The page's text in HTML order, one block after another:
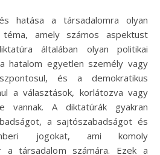
amely számos aspektust
általában olyan politikai
hatalom egyetlen személy vagy
és a demokratikus
a választások, korlátozva vagy
vannak. A diktatúrák gyakran
a sajtószabadságot és
jogokat, ami komoly
a társadalom számára. Ezek a